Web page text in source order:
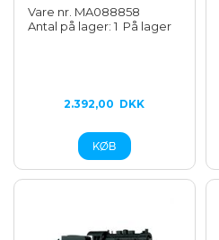
Vare nr. MA088858
Antal på lager: 1 På lager
2.392,00 DKK